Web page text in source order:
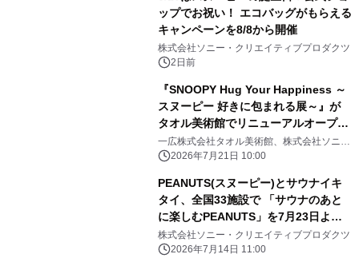
ップでお祝い！ エコバッグがもらえる
キャンペーンを8/8から開催
株式会社ソニー・クリエイティブプロダクツ
2日前
『SNOOPY Hug Your Happiness ～
スヌーピー 好きに包まれる展～』が
タオル美術館でリニューアルオープ
ン！
一広株式会社タオル美術館、株式会社ソニ
ー・クリエイティブプロダクツ
2026年7月21日 10:00
PEANUTS(スヌーピー)とサウナイキ
タイ、全国33施設で 「サウナのあと
に楽しむPEANUTS」を7月23日より
開催 限定冊子・ステッカー配布や
SNSキャンペーンも実施
株式会社ソニー・クリエイティブプロダクツ
2026年7月14日 11:00